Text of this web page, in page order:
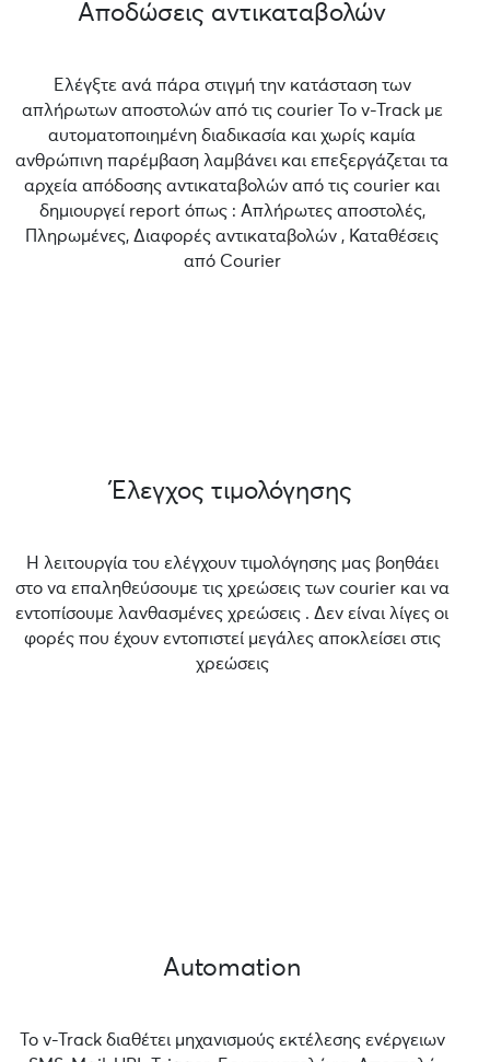
Αποδώσεις αντικαταβολών
Ελέγξτε ανά πάρα στιγμή την κατάσταση των
απλήρωτων αποστολών από τις courier Το v-Track με
αυτοματοποιημένη διαδικασία και χωρίς καμία
ανθρώπινη παρέμβαση λαμβάνει και επεξεργάζεται τα
αρχεία απόδοσης αντικαταβολών από τις courier και
δημιουργεί report όπως : Απλήρωτες αποστολές,
Πληρωμένες, Διαφορές αντικαταβολών , Καταθέσεις
από Courier
Έλεγχος τιμολόγησης
Η λειτουργία του ελέγχουν τιμολόγησης μας βοηθάει
στο να επαληθεύσουμε τις χρεώσεις των courier και να
εντοπίσουμε λανθασμένες χρεώσεις . Δεν είναι λίγες οι
φορές που έχουν εντοπιστεί μεγάλες αποκλείσει στις
χρεώσεις
Automation
Το v-Track διαθέτει μηχανισμούς εκτέλεσης ενέργειων